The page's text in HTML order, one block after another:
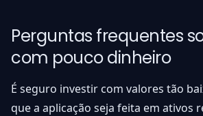
Perguntas frequentes
com pouco dinheiro
É seguro investir com valores tão
que a aplicação seja feita em ativos